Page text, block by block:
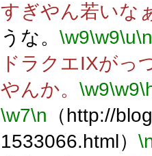
すぎやん若いな
うな。 \w9\w9\u\n
ドラクエIXがっ
やんか。 \w9\w9
\w7\n （http://
1533066.html）